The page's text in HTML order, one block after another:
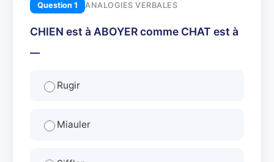
Question 1 ANALOGIES VERBALES
CHIEN est à ABOYER comme CHAT est à
Rugir
Miauler